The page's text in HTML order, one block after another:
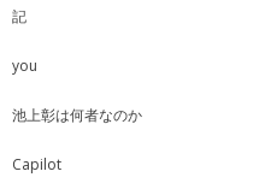
記
you
池上彰は何者なのか
Capilot